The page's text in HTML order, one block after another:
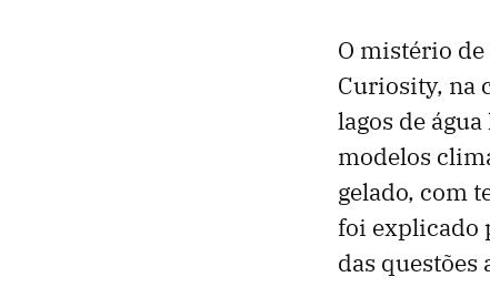
O mistério
Curiosity, na
lagos de
modelos
gelado, com
foi explicado
das questões